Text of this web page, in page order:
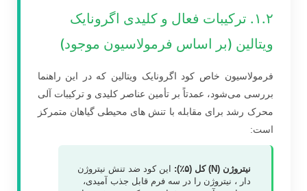
۱.۲. ترکیبات فعال و کلیدی اگرونایک
ویتالین (بر اساس فرمولاسیون موجود)
فرمولاسیون خاص کود اگرونایک ویتالین که در این راهنما
بررسی می‌شود، عمدتاً بر تأمین عناصر کلیدی و ترکیبات آلی
محرک رشد برای مقابله با تنش های محیطی گیاهان متمرکز
است:
نیتروژن (N) کل (۵٪):
این کود ضد تنش نیتروژن
دار ، نیتروژن را در سه فرم قابل جذب آمیدی،